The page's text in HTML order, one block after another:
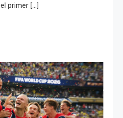
primer […]